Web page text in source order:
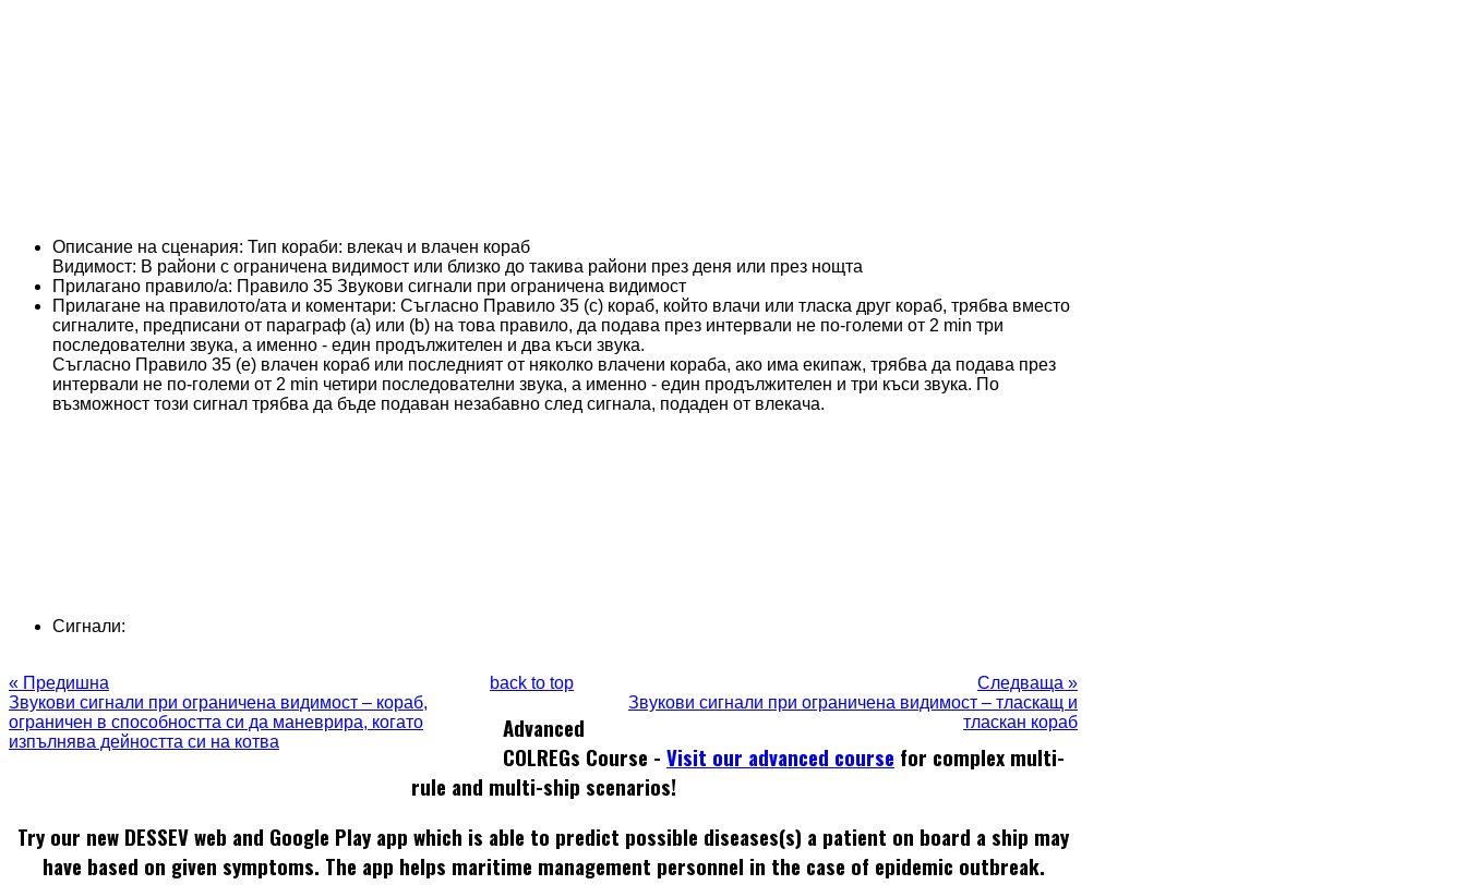
Описание на сценария: Тип кораби: влекач и влачен кораб
Видимост: В райони с ограничена видимост или близко до такива райони през деня или през нощта
Прилагано правило/а: Правило 35 Звукови сигнали при ограничена видимост
Прилагане на правилото/ата и коментари: Съгласно Правило 35 (c) кораб, който влачи или тласка друг кораб, трябва вместо
сигналите, предписани от параграф (а) или (b) на това правило, да подава през интервали не по-големи от 2 min три
последователни звука, а именно - един продължителен и два къси звука.
Съгласно Правило 35 (e) влачен кораб или последният от няколко влачени кораба, ако има екипаж, трябва да подава през
интервали не по-големи от 2 min четири последователни звука, а именно - един продължителен и три къси звука. По
възможност този сигнал трябва да бъде подаван незабавно след сигнала, подаден от влекача.
Сигнали:
« Предишна
Звукови сигнали при ограничена видимост – кораб,
ограничен в способността си да маневрира, когато
изпълнява дейността си на котва
Следваща »
Звукови сигнали при ограничена видимост – тласкащ и
тласкан кораб
back to top
Advanced
COLREGs Course - Visit our advanced course for complex multi-
rule and multi-ship scenarios!
Try our new DESSEV web and Google Play app which is able to predict possible diseases(s) a patient on board a ship may
have based on given symptoms. The app helps maritime management personnel in the case of epidemic outbreak.